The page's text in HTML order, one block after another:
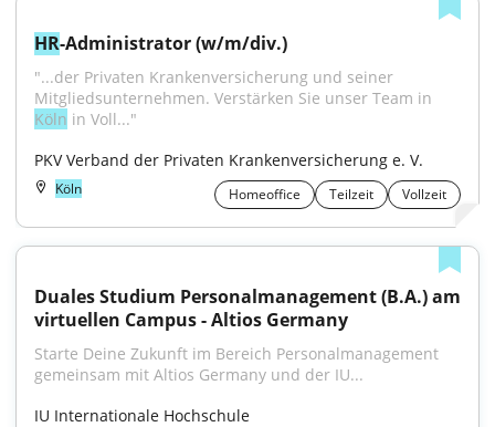
HR-Administrator (w/m/div.)
"...der Privaten Krankenversicherung und seiner
Köln in Voll..."
PKV Verband der Privaten Krankenversicherung e. V.
Köln Homeoffice Teilzeit Vollzeit
Duales Studium Personalmanagement (B.A.) am
virtuellen Campus - Altios Germany
Starte Deine Zukunft im Bereich Personalmanagement
gemeinsam mit Altios Germany und der IU...
IU Internationale Hochschule